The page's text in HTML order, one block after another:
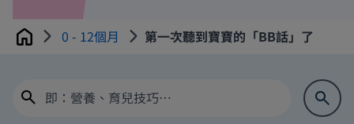
Home 0 - 12個月 第一次聽到寶寶的「BB話」了